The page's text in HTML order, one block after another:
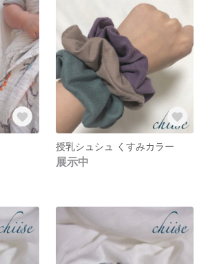
授乳シュシュ くすみカラー
展示中